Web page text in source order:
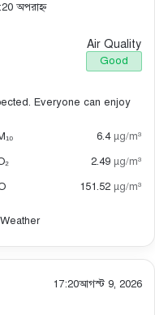
অপরাহ্ন
Air Quality
Good
Everyone can enjoy
6.4 µg/m³
2.49 µg/m³
151.52 µg/m³
17:20আগস্ট 9, 2026